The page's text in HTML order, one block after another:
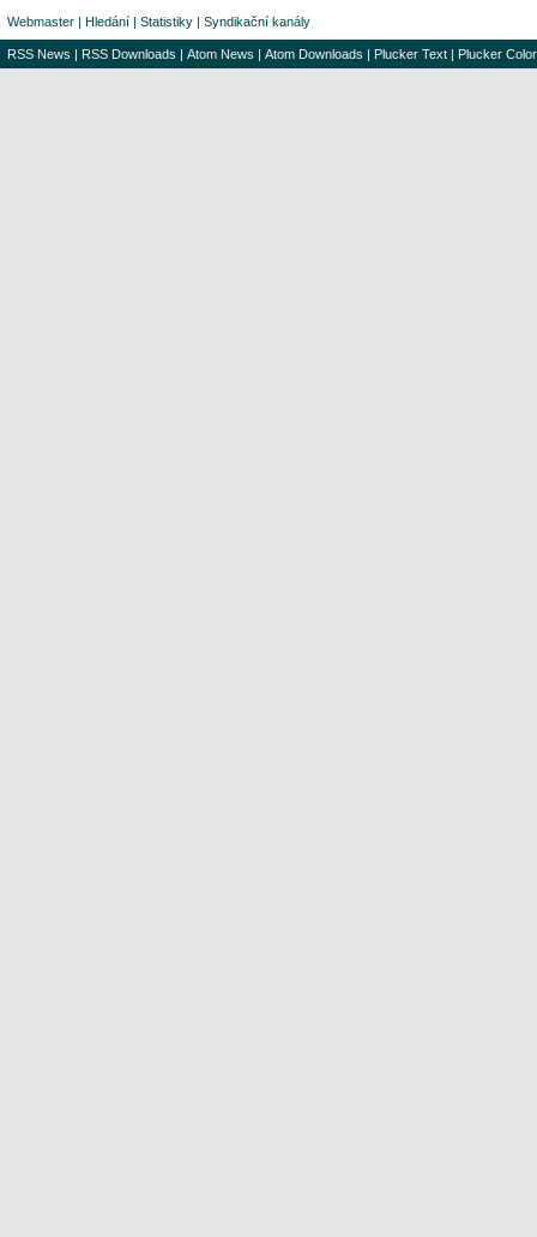
Webmaster | Hledání | Statistiky | Syndikační kanály
RSS News | RSS Downloads | Atom News | Atom Downloads | Plucker Text | Plucker Color